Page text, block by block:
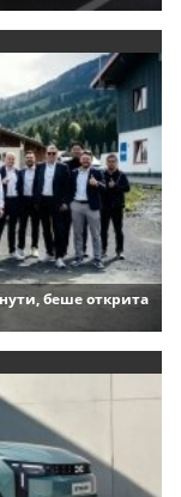
беше открита